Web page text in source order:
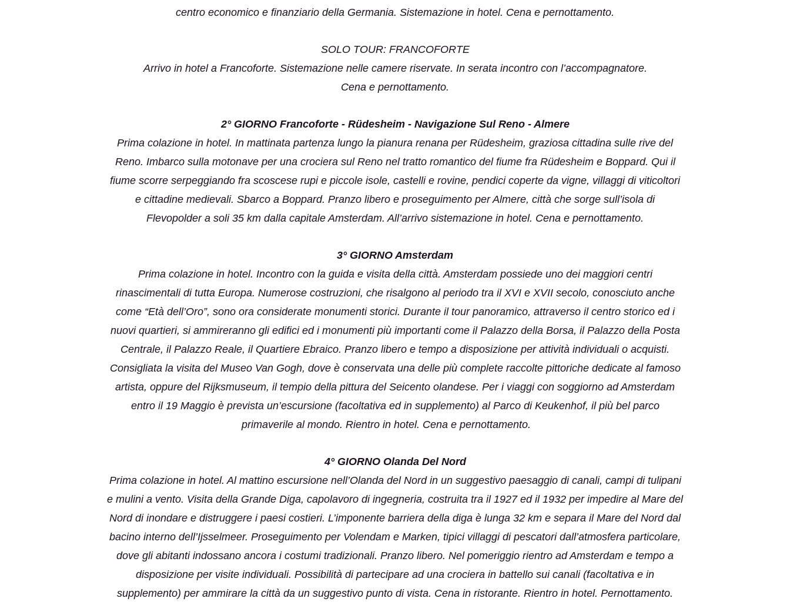
centro economico e finanziario della Germania. Sistemazione in hotel. Cena e pernottamento.
SOLO TOUR: FRANCOFORTE
Arrivo in hotel a Francoforte. Sistemazione nelle camere riservate. In serata incontro con l’accompagnatore.
Cena e pernottamento.
2° GIORNO Francoforte - Rüdesheim - Navigazione Sul Reno - Almere
Prima colazione in hotel. In mattinata partenza lungo la pianura renana per Rüdesheim, graziosa cittadina sulle rive del
Reno. Imbarco sulla motonave per una crociera sul Reno nel tratto romantico del fiume fra Rüdesheim e Boppard. Qui il
fiume scorre serpeggiando fra scoscese rupi e piccole isole, castelli e rovine, pendici coperte da vigne, villaggi di viticoltori
e cittadine medievali. Sbarco a Boppard. Pranzo libero e proseguimento per Almere, città che sorge sull’isola di
Flevopolder a soli 35 km dalla capitale Amsterdam. All’arrivo sistemazione in hotel. Cena e pernottamento.
3° GIORNO Amsterdam
Prima colazione in hotel. Incontro con la guida e visita della città. Amsterdam possiede uno dei maggiori centri
rinascimentali di tutta Europa. Numerose costruzioni, che risalgono al periodo tra il XVI e XVII secolo, conosciuto anche
come “Età dell’Oro”, sono ora considerate monumenti storici. Durante il tour panoramico, attraverso il centro storico ed i
nuovi quartieri, si ammireranno gli edifici ed i monumenti più importanti come il Palazzo della Borsa, il Palazzo della Posta
Centrale, il Palazzo Reale, il Quartiere Ebraico. Pranzo libero e tempo a disposizione per attività individuali o acquisti.
Consigliata la visita del Museo Van Gogh, dove è conservata una delle più complete raccolte pittoriche dedicate al famoso
artista, oppure del Rijksmuseum, il tempio della pittura del Seicento olandese. Per i viaggi con soggiorno ad Amsterdam
entro il 19 Maggio è prevista un’escursione (facoltativa ed in supplemento) al Parco di Keukenhof, il più bel parco
primaverile al mondo. Rientro in hotel. Cena e pernottamento.
4° GIORNO Olanda Del Nord
Prima colazione in hotel. Al mattino escursione nell’Olanda del Nord in un suggestivo paesaggio di canali, campi di tulipani
e mulini a vento. Visita della Grande Diga, capolavoro di ingegneria, costruita tra il 1927 ed il 1932 per impedire al Mare del
Nord di inondare e distruggere i paesi costieri. L’imponente barriera della diga è lunga 32 km e separa il Mare del Nord dal
bacino interno dell’Ijsselmeer. Proseguimento per Volendam e Marken, tipici villaggi di pescatori dall’atmosfera particolare,
dove gli abitanti indossano ancora i costumi tradizionali. Pranzo libero. Nel pomeriggio rientro ad Amsterdam e tempo a
disposizione per visite individuali. Possibilità di partecipare ad una crociera in battello sui canali (facoltativa e in
supplemento) per ammirare la città da un suggestivo punto di vista. Cena in ristorante. Rientro in hotel. Pernottamento.